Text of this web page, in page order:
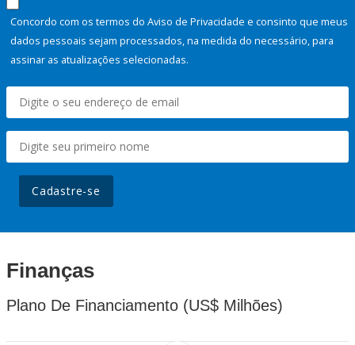
Concordo com os termos do Aviso de Privacidade e consinto que meus
dados pessoais sejam processados, na medida do necessário, para
assinar as atualizações selecionadas.
Cadastre-se
Finanças
Plano De Financiamento (US$ Milhões)